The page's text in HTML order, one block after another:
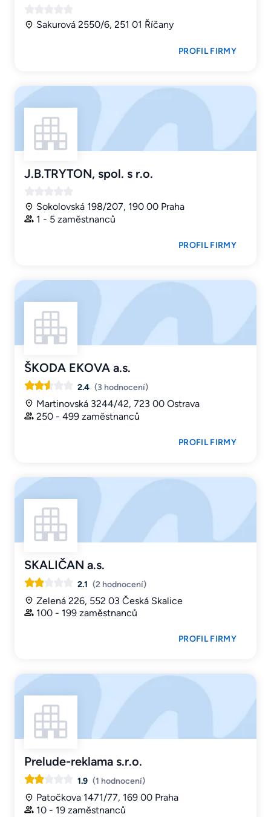
Sakurová 2550/6, 251 01 Říčany
PROFIL FIRMY
J.B.TRYTON, spol. s r.o.
Sokolovská 198/207, 190 00 Praha
1 - 5 zaměstnanců
PROFIL FIRMY
ŠKODA EKOVA a.s.
2.4 (3 hodnocení)
Martinovská 3244/42, 723 00 Ostrava
250 - 499 zaměstnanců
PROFIL FIRMY
SKALIČAN a.s.
2.1 (2 hodnocení)
Zelená 226, 552 03 Česká Skalice
100 - 199 zaměstnanců
PROFIL FIRMY
Prelude-reklama s.r.o.
1.9 (1 hodnocení)
Patočkova 1471/77, 169 00 Praha
10 - 19 zaměstnanců